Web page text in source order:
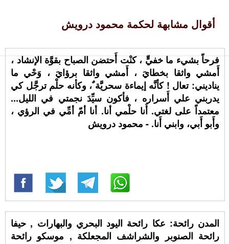
أقوال مشابهة لحكمة محمود درويش
فرحاً بشيء ما خفيٍّ ، كنْت أَحتضن الصباح بقوَّة الإنشاد ،
أَمشي واثقا بخطايَ ، أَمشي واثقا برؤايَ ، وَحْي ما
يناديني: تعال ! كأنَّه إيماءة سحريَّة ٌ، وكأنه حلْم ترجَّل كي
يدربني علي أَسراره ، فأكون سيِّدَ نجمتي في الليل...
معتمداً على لغتي. أَنا حلْمي أنا. أنا أمّ أمِّي في الرؤي ،
وأَبو أَبي، وابني أَنا. - محمود درويش
المدن رائحة: عكا رائحة اليود البحري والبهارات , حيفا
رائحة الصنوبر والشراشف المجعلكة , موسكو رائحة